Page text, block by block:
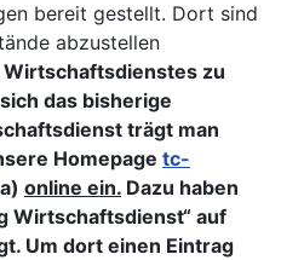
bereit gestellt. Dort sind
abzustellen
Wirtschaftsdienstes zu
das bisherige
trägt man
Homepage tc-
online ein. Dazu haben
Wirtschaftsdienst“ auf
Um dort einen Eintrag